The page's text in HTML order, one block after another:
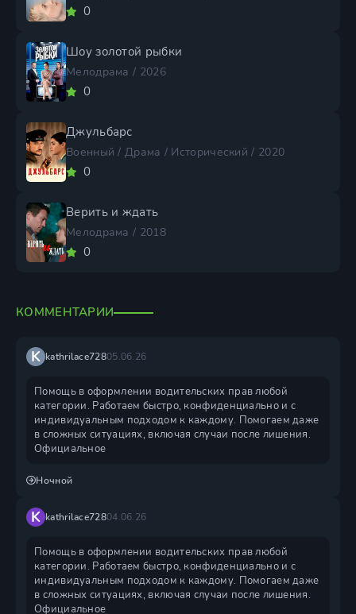
0
Шоу золотой рыбки
Мелодрама / 2026
0
Джульбарс
Военный / Драма / Исторический / 2020
0
Верить и ждать
Мелодрама / 2018
0
КОММЕНТАРИИ
K kathrilace72805.06.26
Помощь в оформлении водительских прав любой
категории. Работаем быстро, конфиденциально и с
индивидуальным подходом к каждому. Помогаем даже
в сложных ситуациях, включая случаи после лишения.
Официальное
Ночной
K kathrilace72804.06.26
Помощь в оформлении водительских прав любой
категории. Работаем быстро, конфиденциально и с
индивидуальным подходом к каждому. Помогаем даже
в сложных ситуациях, включая случаи после лишения.
Официальное